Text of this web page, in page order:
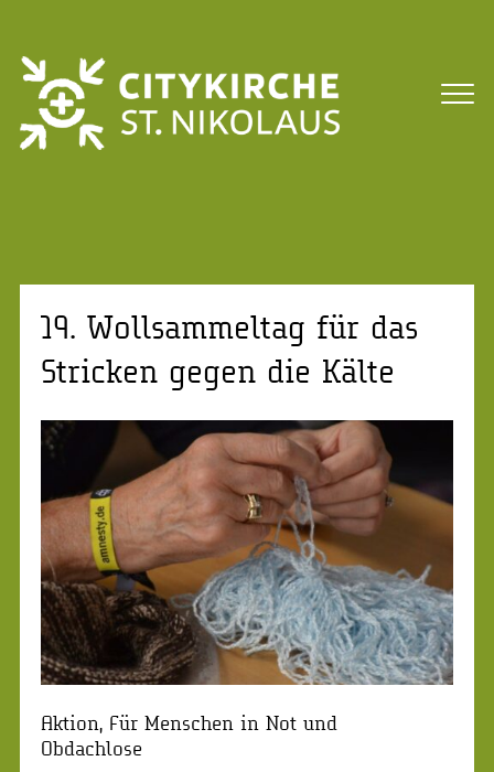
19. Wollsammeltag für das
Stricken gegen die Kälte
Aktion, Für Menschen in Not und
Obdachlose